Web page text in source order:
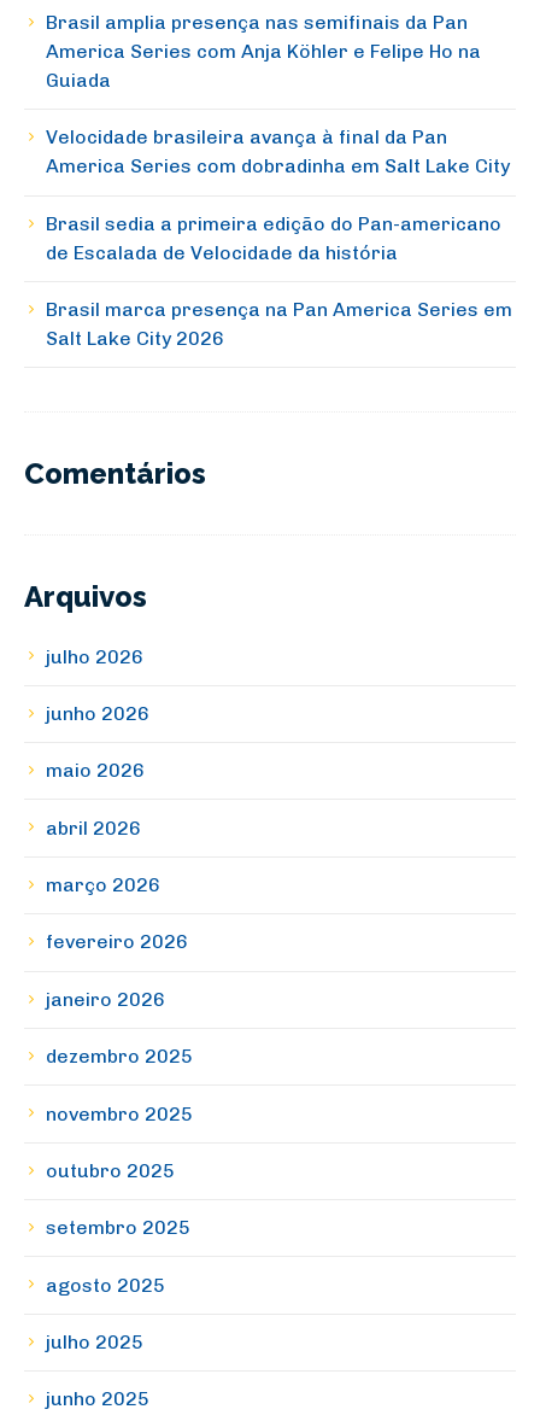
Brasil amplia presença nas semifinais da Pan
America Series com Anja Köhler e Felipe Ho na
Guiada
Velocidade brasileira avança à final da Pan
America Series com dobradinha em Salt Lake City
Brasil sedia a primeira edição do Pan-americano
de Escalada de Velocidade da história
Brasil marca presença na Pan America Series em
Salt Lake City 2026
Comentários
Arquivos
julho 2026
junho 2026
maio 2026
abril 2026
março 2026
fevereiro 2026
janeiro 2026
dezembro 2025
novembro 2025
outubro 2025
setembro 2025
agosto 2025
julho 2025
junho 2025